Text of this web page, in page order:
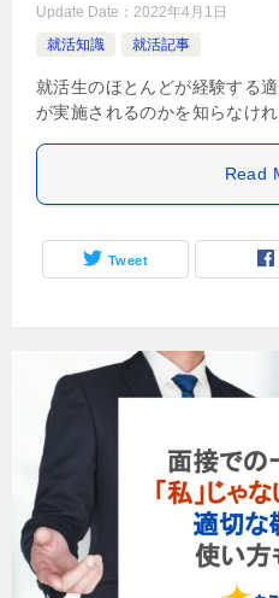
Update Date： 2022年4月1日
就活知識
就活記事
就活生のほとんどが経験する
が実施されるのかを知らなけ
Read
Tweet